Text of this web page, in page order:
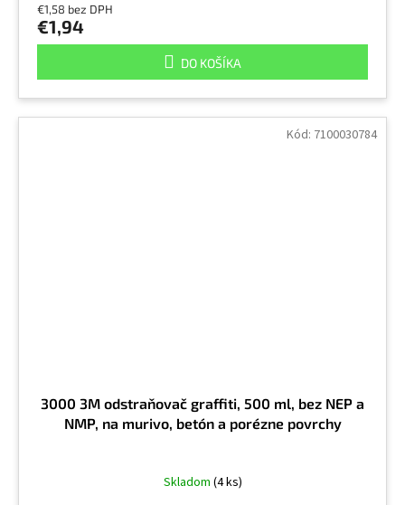
€1,58 bez DPH
€1,94
DO KOŠÍKA
3000 3M odstraňovač graffiti, 500 ml, bez NEP a
NMP, na murivo, betón a porézne povrchy
Skladom (4 ks)
Kód: 7100030784